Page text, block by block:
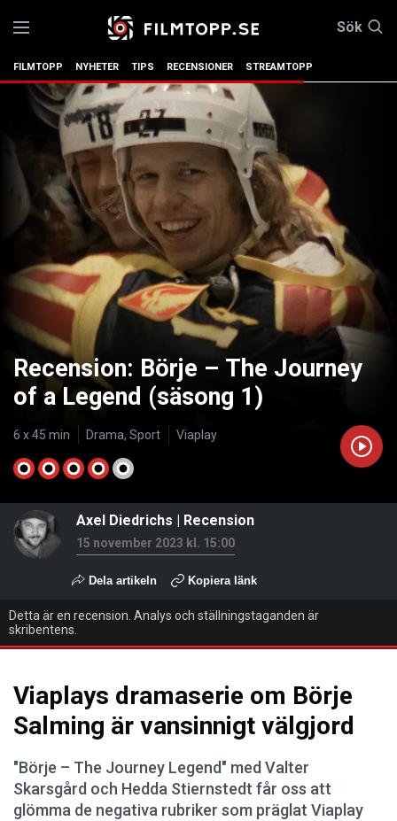
Sök
FILMTOPP NYHETER TIPS RECENSIONER STREAMTOPP
Recension: Börje – The Journey
of a Legend (säsong 1)
6 x 45 min Drama, Sport Viaplay
Axel Diedrichs | Recension
15 november 2023 kl. 15:00
Dela artikeln Kopiera länk
Detta är en recension. Analys och ställningstaganden är
skribentens.
Viaplays dramaserie om Börje
Salming är vansinnigt välgjord
"Börje – The Journey Legend" med Valter
Skarsgård och Hedda Stiernstedt får oss att
glömma de negativa rubriker som präglat Viaplay